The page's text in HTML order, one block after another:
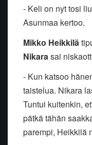
- Keli on nyt tosi
Asunmaa kertoo.
Mikko Heikkilä
Nikarasai
- Kun katsoo
taistelua. Nikara
Tuntui kuitenkin,
pätkä tähän
parempi, Heikkilä